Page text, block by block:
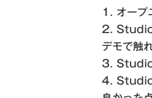
1. オープ
2.
デモで触
3.
4.